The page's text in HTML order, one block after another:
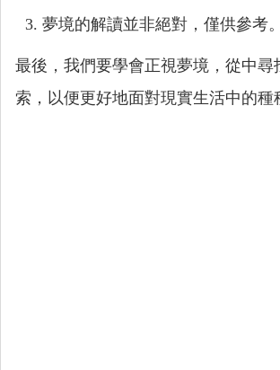
夢境的解讀並非絕對，僅供參考。
最後，我們要學會正視夢境，從中尋
索，以便更好地面對現實生活中的種